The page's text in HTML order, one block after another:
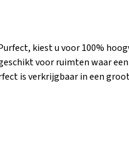
kiest u voor 100%
voor ruimten waar
is verkrijgbaar in een